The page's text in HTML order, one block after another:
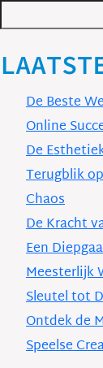
De Beste
Online
De
Terugblik
Chaos
De Kracht
Een
Meesterlijk
Sleutel tot
Ontdek de
Speelse